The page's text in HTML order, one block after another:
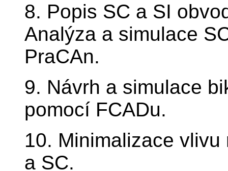
8. Popis SC a SI
Analýza a simulace
PraCAn.
9. Návrh a simulace
pomocí FCADu.
10. Minimalizace
a SC.